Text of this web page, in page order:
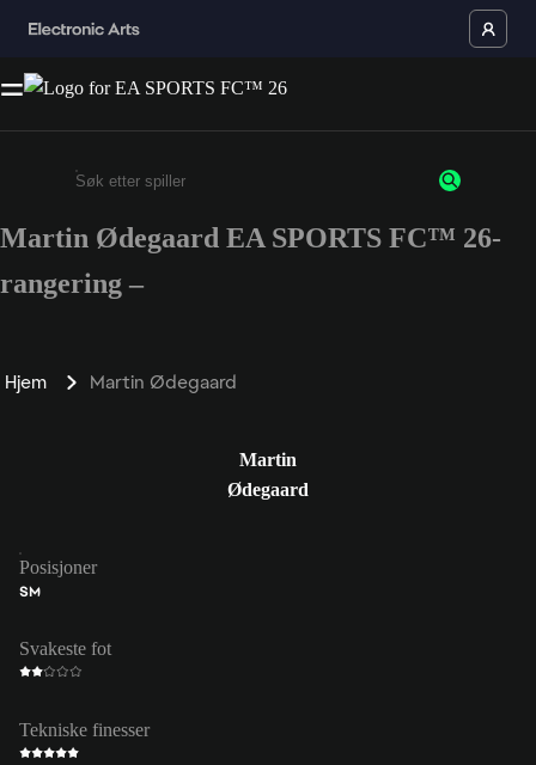
Enter a minimum of 3 characters or numbers
Martin Ødegaard EA SPORTS FC™ 26-
rangering –
Hjem Martin Ødegaard
Martin
Ødegaard
Posisjoner
SM
Svakeste fot
Tekniske finesser